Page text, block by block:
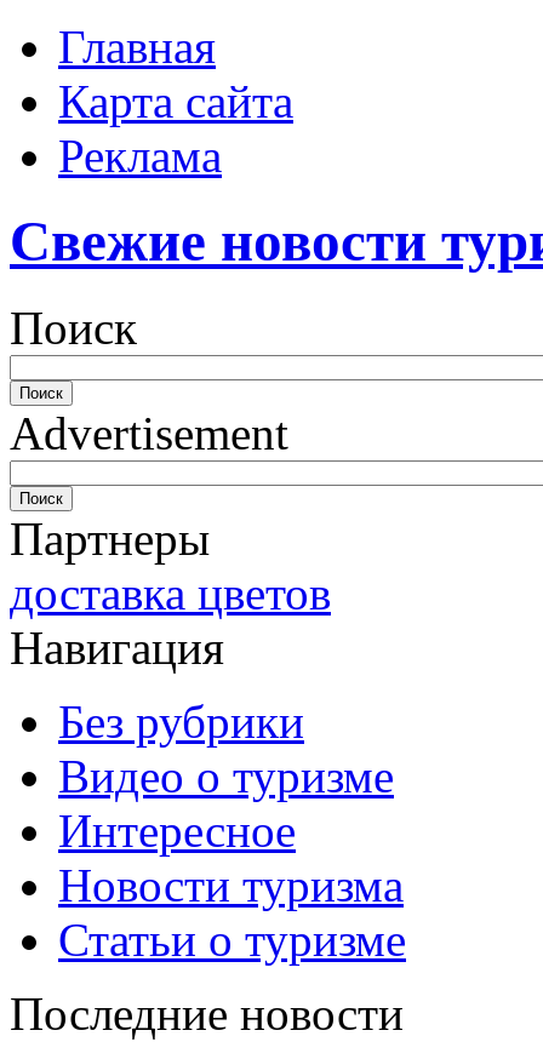
Главная
Карта сайта
Реклама
Свежие новости
Поиск
Advertisement
Партнеры
доставка цветов
Навигация
Без рубрики
Видео о туризме
Интересное
Новости туризма
Статьи о туризме
Последние новости